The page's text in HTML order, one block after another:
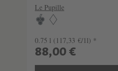
Le Pupille
0.75 l (117,33 €/1l) *
88,00 €